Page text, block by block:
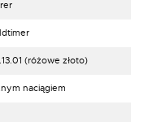
(różowe złoto)
naciągiem